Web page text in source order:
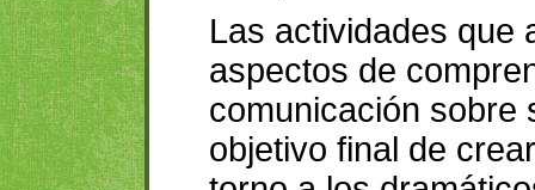
Las actividades que
aspectos de
comunicación sobre
objetivo final de